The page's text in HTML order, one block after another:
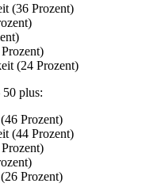
(36 Prozent)
(24 Prozent)
plus:
Prozent)
(44 Prozent)
Prozent)